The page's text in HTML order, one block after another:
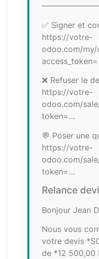
✅ Signer et
https://votre-
odoo.com/
❌ Refuser le
https://votre-
odoo.com/
token=…
💬 Poser une
https://votre-
odoo.com/
token=…
Relance
Bonjour Jean
Nous vous
votre devis
de *12 500,00